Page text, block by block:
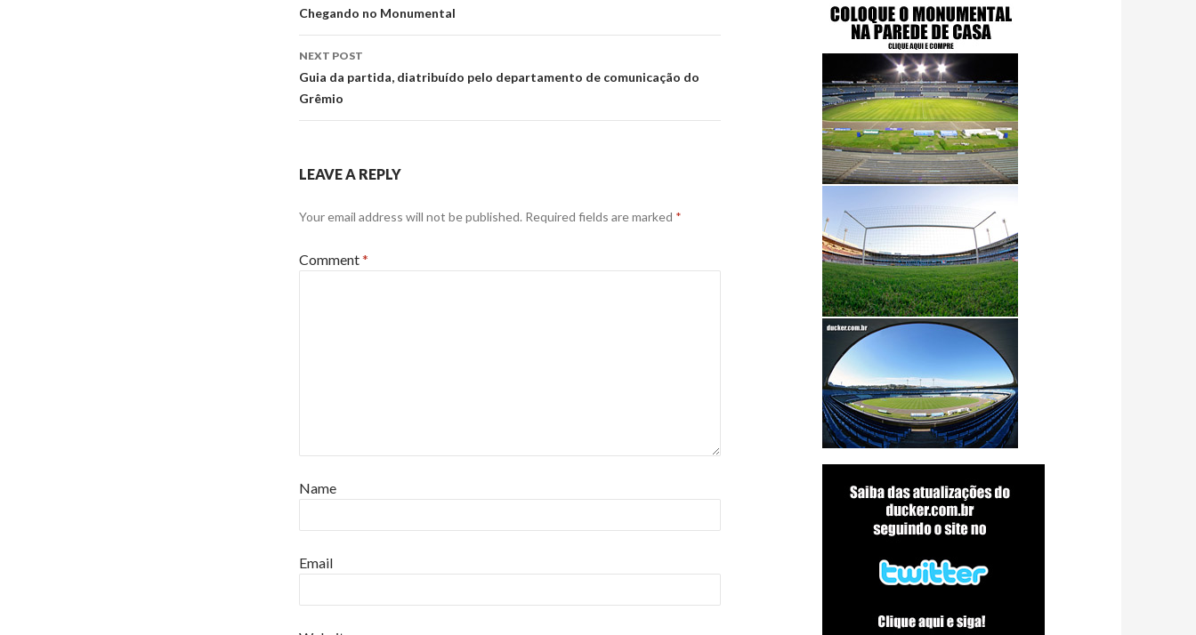
navigation
Chegando no Monumental
NEXT POST
Guia da partida, diatribuído pelo departamento de comunicação do
Grêmio
LEAVE A REPLY
Your email address will not be published. Required fields are marked *
Comment*
Name
Email